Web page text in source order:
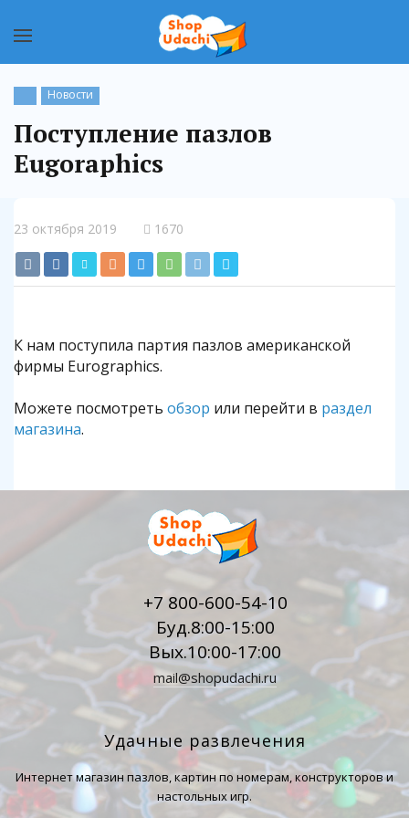
Новости
Поступление пазлов
Eugoraphics
23 октября 2019 1670
К нам поступила партия пазлов американской
фирмы Eurographics.
Можете посмотреть обзор или перейти в раздел
магазина.
+7 800-600-54-10
Буд.8:00-15:00
Вых.10:00-17:00
mail@shopudachi.ru
Удачные развлечения
Интернет магазин пазлов, картин по номерам, конструкторов и
настольных игр.